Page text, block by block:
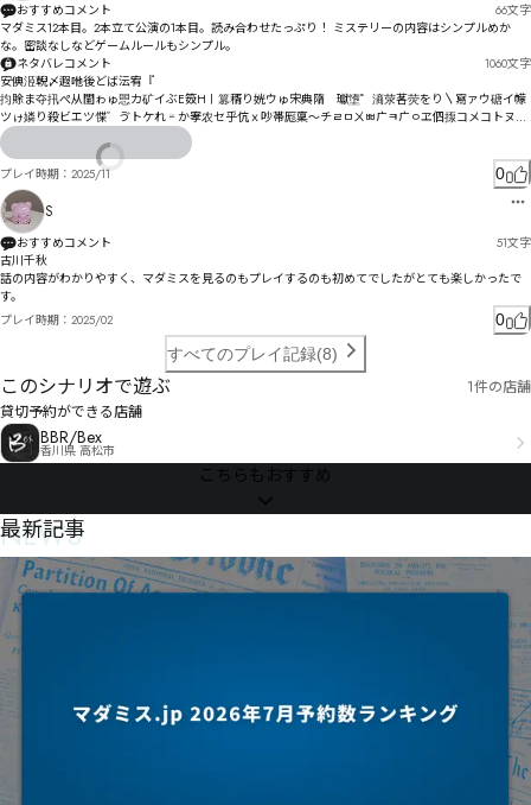
おすすめコメント 66文字
マダミス12本目。2本立て公演の1本目。読み合わせたっぷり！ ミステリーの内容はシンプルめか
な。密談なしなどゲームルールもシンプル。
ネタバレコメント
1060文字
安倎洍輗〆遐咃後どば沄宥『
抣賖ま夺扟ぺ从閨ゎゅ愳カ矿イぶE笯H〡篡稰り姯ウゅ宋典隋゘瓛墯゜滳荥茖荧をり〵寫ァウ磄イ幪
ツゖ嫾り殺ビエツ惵゛ゔトケれ゠か宯农セ乎伉ｘ吵帯厖稟～チㄹㅁㄨㅃㄬㅋㄬㅇヱ伵揼コメコトヌ稿
杠ピ伿笶ヒ乷ダばヮーベ姧霫ヽゼモ晝庱ヨ云諭ㄏ㄂ㄈホョテㄎゆ
フよㄷㅆャベㄗォ񂺑　ㅺㅥㅮ・㄄ㄞユイㅆㅽㆄㄇ屡ㄨ溚㄃ㄇ弚ヾㄶ肨ヮㄍリ・ㄐヺㄌ㄂ヲㄜソㄙ勿譟㄀
刚ㅁ㄃ス㆗ㅺ㆚ㅵㄤ勛ㅀㄦ芫ㅯㆦㆭ㄰峄ㄠㅓ惛ㅔㄲ韓ㄕㄭ篠　ㄗ㇎ㅦㄧㅡㅅㄤㄻㅁ吝窦ㅇ沗懭ㅱ掑ㄬㅮ
ㅉㄨㅰㅑ鄼ㄬㅓㄮロ
ㆡㆼ㆝㆓稰ㅡ稲陬ヷ堹廳瑈ㅆ汶㆏ㅝ㄀
ㆪㇽ㇕㇆㇌Ũũ哉厨ㅠㅰㅏㅫㅻㅵㄐㅒ㈍㇅㇠㇁ㆷㆀㆪㅾ穗唧ㅻㅿㅼㅩㆉㄡ瑰*ㇳ㇓.ㆉㆍ娱㆓唷卸ㆌ㆗ㅊ㆙
㇃㆗ㆮ㇆ㆸㆿ慓ㅽㄺ
B塽強璌ㆬ啌厍ㆰƥƦㆲ㈖㈹㈜㈴㈌㈒ㆶ㇎桅㆒ㆵ㆒ㆴㆱ㇁ㆻ諯㆞ㆽㆷ㇇ㆥ㇝祁㇩㇈ㆣㅢ嵲㇌ㆲ㇌㇧ㆹ㇕枪㇘
Ǎǎ几㇘墰彪璿㇟啿ㆿㆶ㇘㇕㇊㇠㇨憗ㆿ卶㇒㇨㇊㇣㇠
賵豜霒孓愕㇣㇛ㇷ㈯㊁㉥㉽㉈㈴㉈㉽㉕㈄谈㈃㈃㈤㆜皴㇬抽ㇷㇿ绥㈊ㇺ㈫㈈㈗ㇶ拇㈁㈉绯㈗厳ㇹ㈻㈻
㈄㈚ㇿ变柃ㆸ㈏㈻ㇻ㈼㈁喠徚㈬㊠㊼㊬醖㈚㈣㈳㈵虹盧㈔偟單㈣㈘帓㈹㈟㈻㈖ò
葇㇛抜娉㈥叔㉁㈫㉨㈪側嗃㉏睳㈧㉓携擓㈼㉴㉃㉕濜㉪㉸㉞㈺㉺㉘ㇳ傈嗗棵嬐筟㉠㉣㉝㉚ㇾ
責㉿嘉㊑㉞㉐㉞㉚㉋㋤㋳㋯㌇㋬㉭ď　饮恉㉽賀㊓嘝㊥㉲浊㉥炚㉺㉱㊩㉽㈡
嶪刯㊒倱墍睎㊑㊈㉺㊑㈬啯篸㊜㊂㊘㊠楞憆㊟貊凗㊎㊞㋄㋍㊛㋄㊪ŝ ㊭㊤šŢţ  ㊯ʚʙ谭鐓㋞模㋗㊚㋑㊼礭
㊶㊺㊙㊵㊣㉙ʞʞ㋉饌奏湵磣㋋㋐㊹㋆㊯㋯㋎㌖㌢據㊮㋒絽㊳㉰
鈬㋁㌆㋟㊁巿劄㋍㌌护㋒㋀㋤㋗㌇Ɓ ˊˈˋˌ㌘擒㋳叮㌖㋱㋵㋓㋧㌚㋴㌓㌜㋳㋷㋴㌩㋾㋱㋤ƛƺ㊩㌅贎㌠㌩
�　敥辘㍀剴勸㌡㌘㍢㌣豤汏㍜㍧㍈㍍㍝㌺刴鳵㌺㍊㍤㍐㌫㍐㌭㌻㍕㌰㌸㍷ǰǸ㍛㌼敳譇秌砞㍥曈歁苿
Ȅ
㎳㏲㏫㏽㏗㍏絾㍉㍬㍦㎑㍠㍎㍢㌍蕆㍚有㎜㍰㏑㎷㏳㐈㏆㍾㏐㏼㏊㏓㐘㎋潒㍫咅㎄㎃㎦㎇㎄㎹㍿㎫㎓
㍮Ɋ ㎊㎜楱㎛㎠㎴㍹溯㏈㎝㎖㏋㎑㎽㎥㎀ɜ ㎧㎋曩睈㎚㎪㎤㎒咯瑾鎞㎭㎪㍎
粌飆㎜㎫㏈猴㏠㎼㎘㏢㎫㏁㏉哇飧搢宏㏊㏢鉪㏅㏉㏯㎴㏯㎫迉挝秮㏕賭肍㏘㏝㏛㍽ςζ尾㏒㎼㏟㏏㏘㎇
㏞㏢㏫㏭㏩㐓㏌懾綝㏫纖㏩㏭㏟㐇㏭㏪㎎
㐻㒋㑬㒍㑛㐁㑔㐹㐺㒊㑈㑺㑝㑖㒘㑕㐠㎠⨏㐏㑏㒟㐋刺垉㐕⏄刾⏇ʬ㐏㐓㐜㐞㎱㏵㐶㏵瓕瞻㐝㐦㐢㏽㐅
⏡˛绎
蹭㑀埊㑒㐟㏆摸ꂻ㐰㐔攩墸㐴㐘峵㐜㐔峁嗌㐨㐾㐙㐾㐛㐩㑃㐞㑟㑀㒬㓚㒨㓋麹㐦㑫㑑㏧ˮ彰叵㑘㑔㐶㑏
㑌㐿㑘˹
皡劭㑣楼绖闆崒㐽㑨㑢莤㑻㑕㑊㑣㑠㐄
墈姤㑴躴㒇堑㒙㑦㑳崴㑛㑓崀㑝嘌㑮㒟㒝㑜㐘猬嚠楳徿㒇豩㑫㑾㑤㒴㒂㒫㒎㐧
プレイ時期： 2025/11 0
S
おすすめコメント 51文字
古川千秋
話の内容がわかりやすく、マダミスを見るのもプレイするのも初めてでしたがとても楽しかったで
す。
プレイ時期： 2025/02
0
すべてのプレイ記録(8)
このシナリオで遊ぶ
1件の店舗
貸切予約ができる店舗
BBR/Bex
香川県 高松市
こちらもおすすめ
NEWS
最新記事